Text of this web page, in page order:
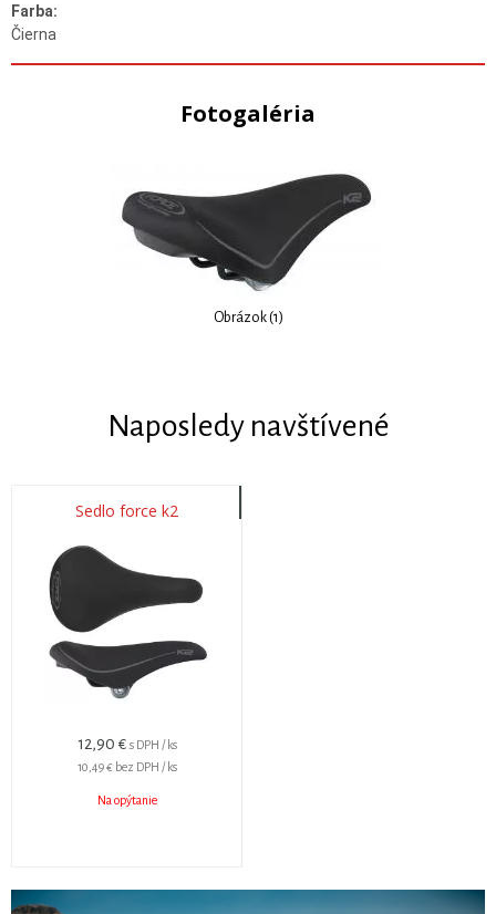
Farba:
Čierna
Fotogaléria
Obrázok (1)
Naposledy navštívené
Sedlo force k2
12,90 € s DPH / ks
10,49 € bez DPH / ks
Na opýtanie